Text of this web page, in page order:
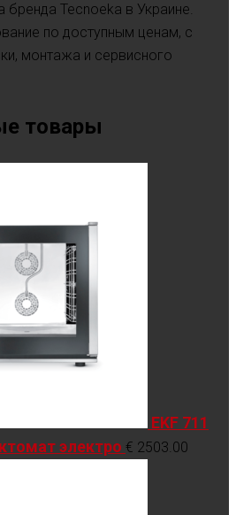
бренда Tecnoeka в Украине.
по доступным ценам, с
монтажа и сервисного
товары
EKF 711
электро € 2503.00